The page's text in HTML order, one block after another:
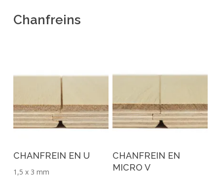
Chanfreins
CHANFREIN EN U
1,5 x 3 mm
CHANFREIN EN
MICRO V